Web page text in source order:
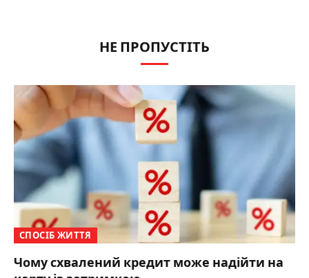
НЕ ПРОПУСТІТЬ
СПОСІБ ЖИТТЯ
Чому схвалений кредит може надійти на